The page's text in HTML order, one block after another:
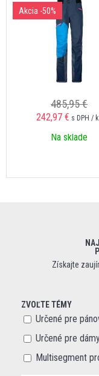
Akcia -50%
485,95 €
242,97 € s DPH /
Na sklade
Získajte
ZVOĽTE TÉMY
Určené pre
Určené pre
Multisegment